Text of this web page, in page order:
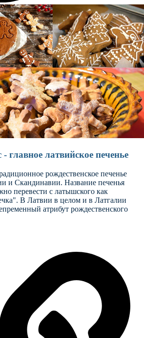
главное латвийское печенье
рождественское печенье
и Скандинавии. Название печенья
перевести с латышского как
В Латвии в целом и в Латгалии
атрибут рождественского